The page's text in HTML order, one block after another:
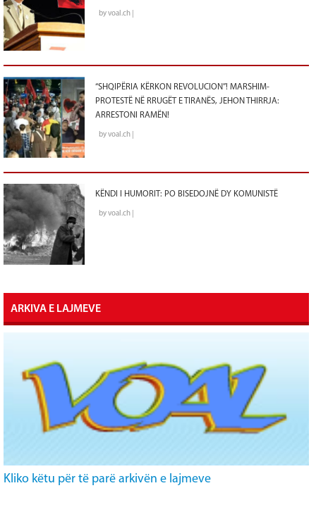
by voal.ch |
“SHQIPËRIA KËRKON REVOLUCION”! MARSHIM-
PROTESTË NË RRUGËT E TIRANËS, JEHON THIRRJA:
ARRESTONI RAMËN!
by voal.ch |
KËNDI I HUMORIT: PO BISEDOJNË DY KOMUNISTË
by voal.ch |
ARKIVA E LAJMEVE
Kliko këtu për të parë arkivën e lajmeve